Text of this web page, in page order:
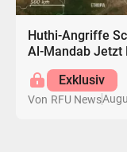
Huthi-Angriffe
Al-Mandab Jetzt
Exklusiv
Von RFU News